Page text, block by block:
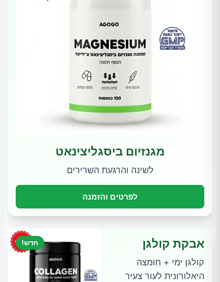
מגנזיום ביסגליצינאט
לשינה והרגעת השרירים
לפרטים והזמנה
חדש! אבקת קולגן
קולגן ימי + חומצה
היאלורונית לעור צעיר